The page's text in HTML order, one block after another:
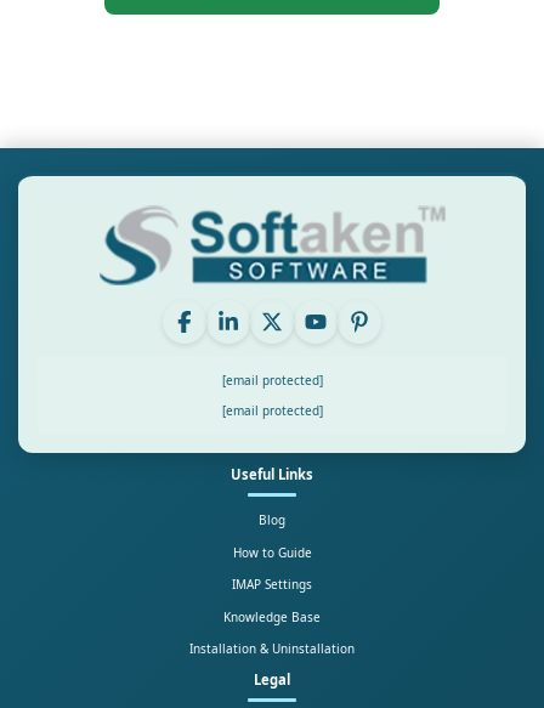
[email protected]
[email protected]
Useful Links
Blog
How to Guide
IMAP Settings
Knowledge Base
Installation & Uninstallation
Legal